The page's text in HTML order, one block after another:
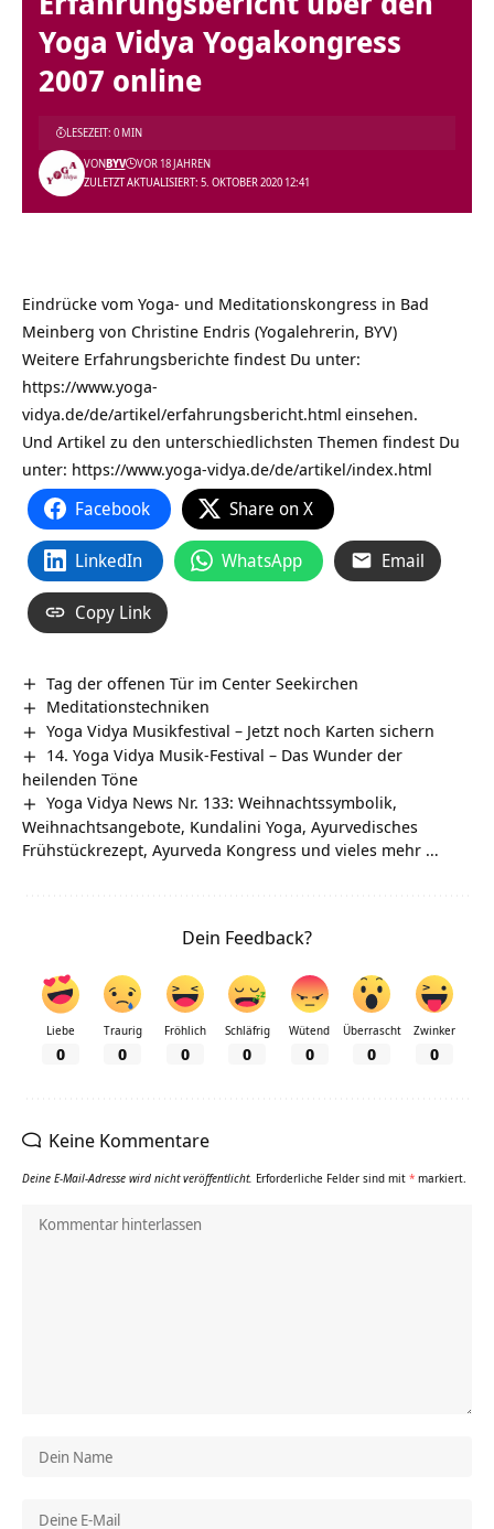
Yoga Vidya Yogakongress
2007 online
ZULETZT AKTUALISIERT: 5. OKTOBER 2020 12:41
VONBYV VOR 18 JAHREN
LESEZEIT: 0 MIN
Eindrücke vom Yoga- und Meditationskongress in Bad
Meinberg von Christine Endris (Yogalehrerin, BYV)
Weitere Erfahrungsberichte findest Du unter:
https://www.yoga-
vidya.de/de/artikel/erfahrungsbericht.html einsehen.
Und Artikel zu den unterschiedlichsten Themen findest Du
unter: https://www.yoga-vidya.de/de/artikel/index.html
Facebook Share on X
LinkedIn WhatsApp Email
Copy Link
Tag der offenen Tür im Center Seekirchen
Meditationstechniken
Yoga Vidya Musikfestival – Jetzt noch Karten sichern
14. Yoga Vidya Musik-Festival – Das Wunder der
heilenden Töne
Yoga Vidya News Nr. 133: Weihnachtssymbolik,
Weihnachtsangebote, Kundalini Yoga, Ayurvedisches
Frühstückrezept, Ayurveda Kongress und vieles mehr …
Dein Feedback?
Liebe
0
Traurig
0
Fröhlich
0
Schläfrig
0
Wütend
0
Überrascht
0
Zwinker
0
Keine Kommentare
Deine E-Mail-Adresse wird nicht veröffentlicht. Erforderliche Felder sind mit * markiert.